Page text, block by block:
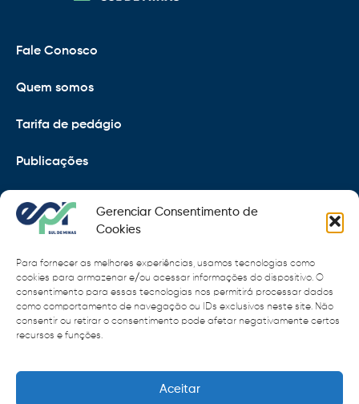
Gerenciar Consentimento de
Cookies
Para fornecer as melhores experiências, usamos tecnologias como
cookies para armazenar e/ou acessar informações do dispositivo. O
consentimento para essas tecnologias nos permitirá processar dados
como comportamento de navegação ou IDs exclusivos neste site. Não
consentir ou retirar o consentimento pode afetar negativamente certos
recursos e funções.
Aceitar
Fale Conosco
Quem somos
Tarifa de pedágio
Publicações
EPR
Copyright 2021 © 2026 Grupo EPR - Todos Os Direitos
Código de Defesa do Consumidor
Política de Cookies